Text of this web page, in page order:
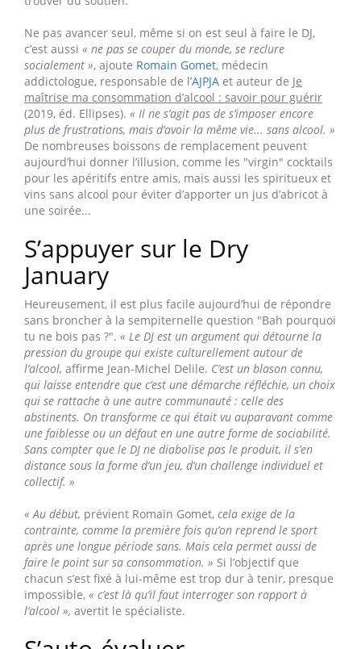
Pour réussir son Dry January (DJ), il est recommandé de
ne pas le faire seul dans son coin : soit en parler autour
de soi, soit en y associant des proches.« Il faut être dans
une logique d’émulation et de soutien réciproque, au sein de
sa famille ou dans un groupe d’amis », explique Jean-Michel
Delile, psychiatre et président de la Fédération Addiction
En signant ainsi une sorte de contrat, on se met
mutuellement« une pression douce, qui pousse à s’épauler,
à s’encourager et donc à s’aider soi-même ».C’est dans cette
optique que les associations et collectifs qui organisent
le Dry January ont lancé plusieurs comptessur les
réseaux sociauxpour communiquer, échanger et de
trouver du soutien.
c’est aussi« ne pas se couper du monde, se reclure
socialement »
, ajoute
, médecin
addictologue, responsable de l’
maîtrise ma consommation d’alcool : savoir pour guérir
(2019, éd. Ellipses).« Il ne s’agit pas de s’imposer encore
plus de frustrations, mais d’avoir la même vie... sans alcool.
De nombreuses boissons de remplacement peuvent
aujourd’hui donner l’illusion, comme les "virgin" cocktails
pour les apéritifs entre amis, mais aussi les spiritueux et
vins sans alcool pour éviter d’apporter un jus d’abricot à
une soirée...
S’appuyer sur le Dry
January
Heureusement, il est plus facile aujourd’hui de répondre
sans broncher à la sempiternelle question "Bah pourquoi
tu ne bois pas ?". « Le DJ est un argument qui détourne la
pression du groupe qui existe culturellement autour de
l’alcool,affirme Jean-Michel Delile. C’est un blason connu,
qui laisse entendre que c’est une démarche réfléchie, un choix
qui se rattache à une autre communauté : celle des
abstinents. On transforme ce qui était vu auparavant comme